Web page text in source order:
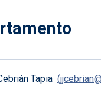
Tapia